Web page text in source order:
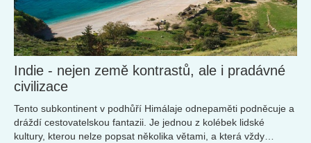
Indie - nejen země kontrastů, ale i pradávné
civilizace
Tento subkontinent v podhůří Himálaje odnepaměti podněcuje a
dráždí cestovatelskou fantazii. Je jednou z kolébek lidské
kultury, kterou nelze popsat několika větami, a která vždy